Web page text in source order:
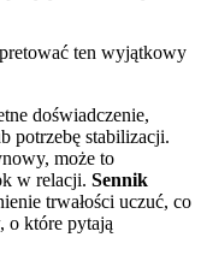
ten wyjątkowy
doświadczenie,
potrzebę stabilizacji.
może to
w relacji. Sennik
trwałości uczuć, co
o które pytają